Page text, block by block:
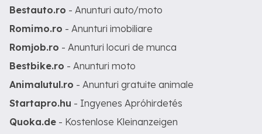
Bestauto.ro - Anunturi auto/moto
Romimo.ro - Anunturi imobiliare
Romjob.ro - Anunturi locuri de munca
Bestbike.ro - Anunturi moto
Animalutul.ro - Anunturi gratuite animale
Startapro.hu - Ingyenes Apróhirdetés
Quoka.de - Kostenlose Kleinanzeigen